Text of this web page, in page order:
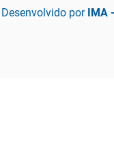
Desenvolvido por IMA